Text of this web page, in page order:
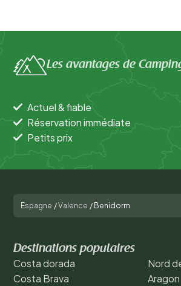
Les avantages de
Actuel & fiable
Réservation immédiate
Petits prix
Espagne /Valence / Benidorm
Destinations populaires
Costa dorada
Costa Brava
Nord
Aragon